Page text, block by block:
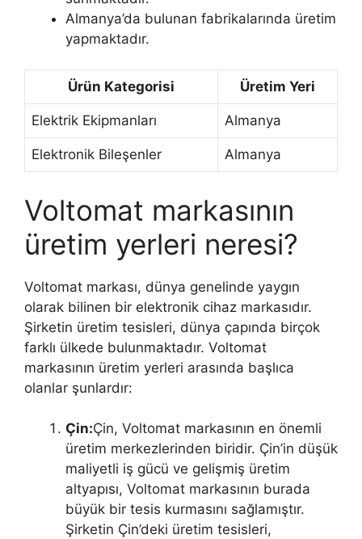
Almanya’da bulunan fabrikalarında üretim
yapmaktadır.
Ürün Kategorisi Üretim Yeri
Elektrik Ekipmanları Almanya
Elektronik Bileşenler Almanya
Voltomat markasının
üretim yerleri neresi?
Voltomat markası, dünya genelinde yaygın
olarak bilinen bir elektronik cihaz markasıdır.
Şirketin üretim tesisleri, dünya çapında birçok
farklı ülkede bulunmaktadır. Voltomat
markasının üretim yerleri arasında başlıca
olanlar şunlardır:
Çin:Çin, Voltomat markasının en önemli
üretim merkezlerinden biridir. Çin’in düşük
maliyetli iş gücü ve gelişmiş üretim
altyapısı, Voltomat markasının burada
büyük bir tesis kurmasını sağlamıştır.
Şirketin Çin’deki üretim tesisleri,